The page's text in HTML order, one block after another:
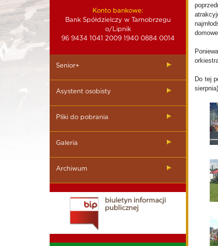
Konto bankowe:
Bank Spółdzielczy w Tarnobrzegu
o/Lipnik
96 9434 1041 2009 1940 0884 0014
Senior+
Asystent osobisty
Pliki do pobrania
Galeria
Archiwum
Do tej